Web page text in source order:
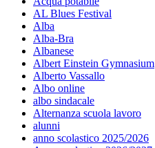
AL Blues Festival
Alba
Alba-Bra
Albanese
Albert Einstein Gymnasium
Alberto Vassallo
Albo online
albo sindacale
Alternanza scuola lavoro
alunni
anno scolastico 2025/2026